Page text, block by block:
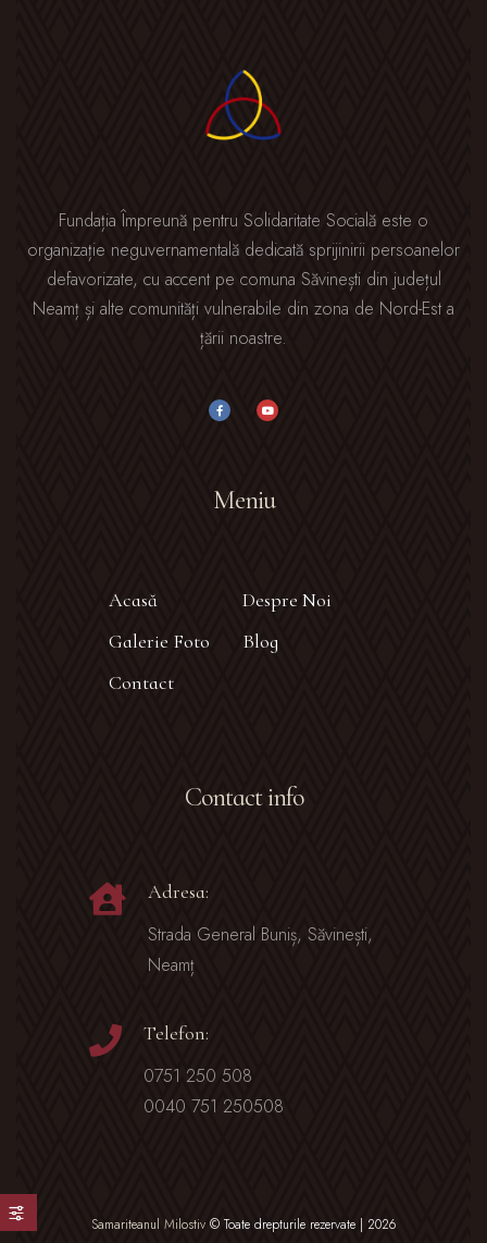
Fundația Împreună pentru Solidaritate Socială este o
organizație neguvernamentală dedicată sprijinirii persoanelor
defavorizate, cu accent pe comuna Săvinești din județul
Neamț și alte comunități vulnerabile din zona de Nord-Est a
țării noastre.
Meniu
Acasă
Despre Noi
Galerie Foto
Blog
Contact
Contact info
Adresa:
Strada General Buniș, Săvinești,
Neamț
Telefon:
0751 250 508
0040 751 250508
Samariteanul Milostiv © Toate drepturile rezervate | 2026